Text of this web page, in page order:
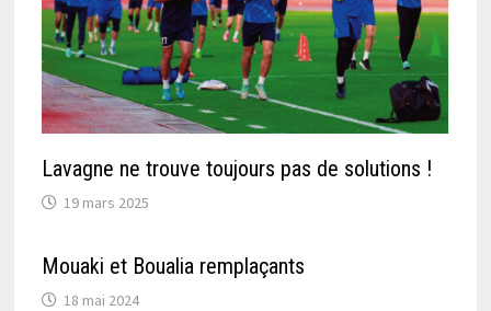
Lavagne ne trouve toujours pas de solutions !
19 mars 2025
Mouaki et Boualia remplaçants
18 mai 2024